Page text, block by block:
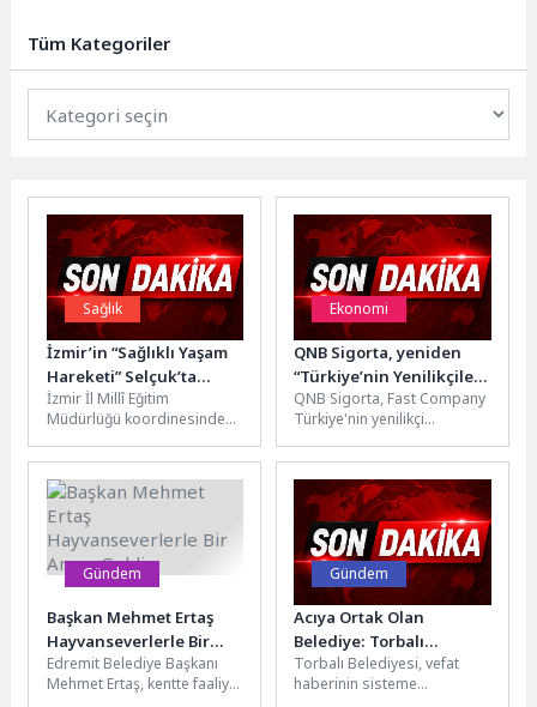
yaşandığı özel...
Tüm Kategoriler
Sağlık
İzmir’in “Sağlıklı Yaşam
Hareketi” Selçuk’ta
Devam Etti
İzmir İl Millî Eğitim
Müdürlüğü koordinesinde
birliğiyle yürütülen Yeşilay
İzmir...
Ekonomi
QNB Sigorta, yeniden
“Türkiye’nin Yenilikçileri
Çeken 50 Şirketi”
listesinde
QNB Sigorta, Fast Company
Türkiye'nin yenilikçi
geliştirmek ve elde tutmak
için uygun çalışma...
Gündem
Başkan Mehmet Ertaş
Hayvanseverlerle Bir
Araya Geldi
Edremit Belediye Başkanı
Mehmet Ertaş, kentte faaliyet
Gündem
Acıya Ortak Olan
Belediye: Torbalı
Belediyesi
Torbalı Belediyesi, vefat
haberinin sisteme